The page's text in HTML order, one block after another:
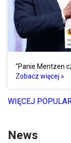
"Panie Mentzen
Zobacz więcej »
WIĘCEJ
News